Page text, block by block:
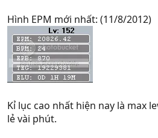
Hình EPM mới nhất: (11/8/2012)
Kỉ lục cao nhất hiện nay là max
lẻ vài phút.